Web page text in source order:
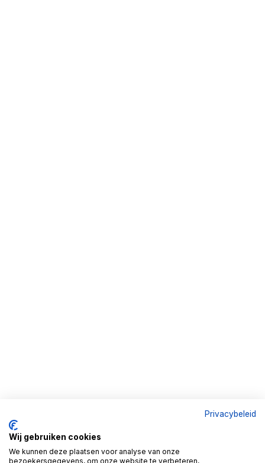
Privacybeleid
Wij gebruiken cookies
We kunnen deze plaatsen voor analyse van onze
bezoekersgegevens, om onze website te verbeteren,